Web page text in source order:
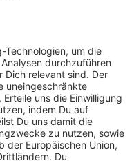
finden: